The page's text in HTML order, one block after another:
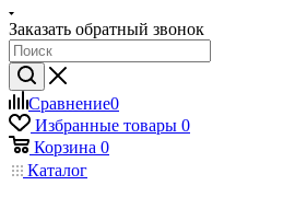
Заказать обратный звонок
Сравнение0
Избранные товары 0
Корзина 0
Каталог